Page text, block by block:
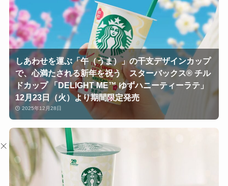
しあわせを運ぶ「午（うま）」の干支デザインカップ
で、心満たされる新年を祝う スターバックス® チル
ドカップ 「DELIGHT ME™ ゆずハニーティーラテ」
12月23日（火）より期間限定発売
2025年12月28日